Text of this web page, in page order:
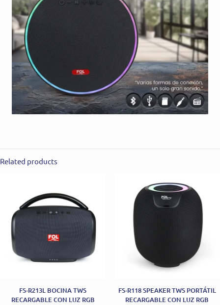
Related products
FS-R213L BOCINA TWS
RECARGABLE CON LUZ RGB
FS-R118 SPEAKER TWS PORTÁTIL
RECARGABLE CON LUZ RGB